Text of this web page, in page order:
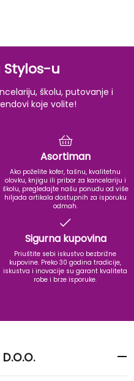
u
školu, putovanje i
koje volite!
Asortiman
Ako poželite kofer, tašnu, kvalitetnu
olovku, knjigu ili pribor za kancelariju i
školu, pregledajte našu ponudu od više
hiljada artikala dostupnih za isporuku
odmah.
Sigurna kupovina
Priuštite sebi iskustvo bezbrižne
kupovine. Preko 30 godina tradicije,
iskustva i inovacije su garant kvaliteta
robe i brze isporuke.